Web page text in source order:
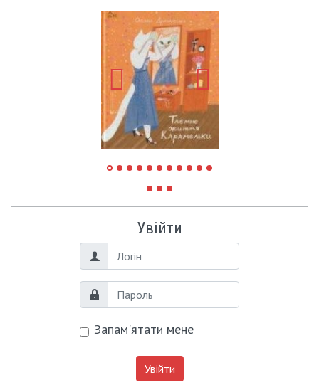
Увійти
Логін
Пароль
Запам'ятати мене
Увійти